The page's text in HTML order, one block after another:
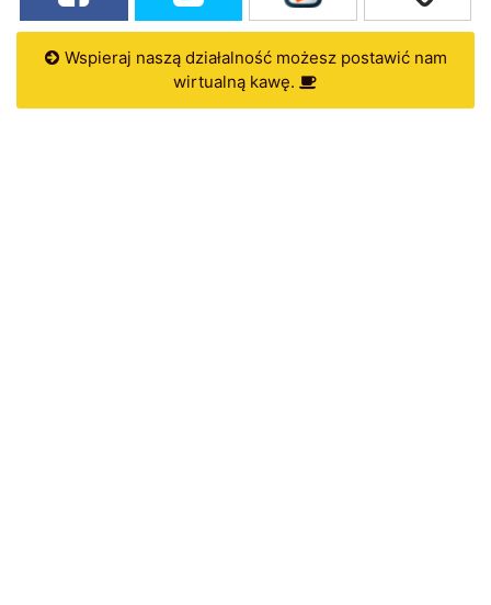
Wspieraj naszą działalność możesz postawić nam
wirtualną kawę.